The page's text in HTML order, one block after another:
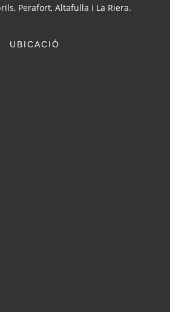
Perafort, Altafulla i La Riera.
UBICACIÓ